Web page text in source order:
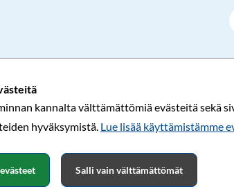
kannalta välttämättömiä evästeitä
hyväksymistä. Lue lisää käyttämistämme
Salli vain välttämättömät